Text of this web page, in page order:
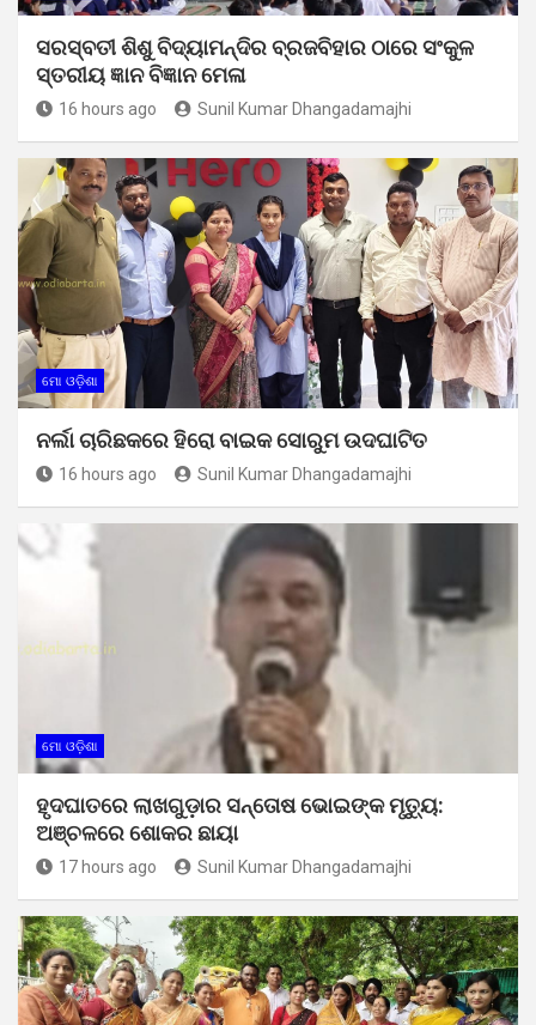
ସରସ୍ବତୀ ଶିଶୁ ବିଦ୍ୟାମନ୍ଦିର ବ୍ରଜବିହାର ଠାରେ ସଂକୁଳ
ସ୍ତରୀୟ ଜ୍ଞାନ ବିଜ୍ଞାନ ମେଳା
16 hours ago Sunil Kumar Dhangadamajhi
ମୋ ଓଡ଼ିଶା
ନର୍ଲା ଚାରିଛକରେ ହିରୋ ବାଇକ ସୋରୁମ ଉଦଘାଟିତ
16 hours ago Sunil Kumar Dhangadamajhi
ମୋ ଓଡ଼ିଶା
ହୃଦଘାତରେ ଲାଖଗୁଡ଼ାର ସନ୍ତୋଷ ଭୋଇଙ୍କ ମୃତ୍ୟୁ:
ଅଞ୍ଚଳରେ ଶୋକର ଛାୟା
17 hours ago Sunil Kumar Dhangadamajhi